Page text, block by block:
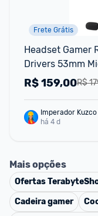
Frete Grátis
Headset Gamer
Drivers 53mm
R$
R$159,00
Imperador Kuzco
há 4 d
Mais opções
Ofertas
Cadeira gamer